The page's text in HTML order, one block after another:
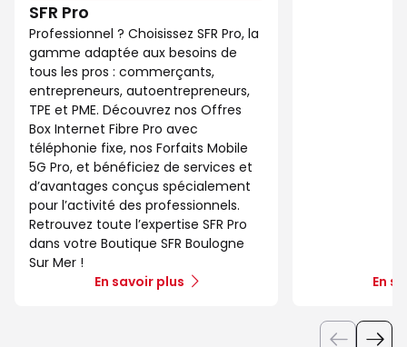
SFR Pro
Professionnel ? Choisissez SFR Pro, la
gamme adaptée aux besoins de
tous les pros : commerçants,
entrepreneurs, autoentrepreneurs,
TPE et PME. Découvrez nos Offres
Box Internet Fibre Pro avec
téléphonie fixe, nos Forfaits Mobile
5G Pro, et bénéficiez de services et
d’avantages conçus spécialement
pour l’activité des professionnels.
Retrouvez toute l’expertise SFR Pro
dans votre Boutique SFR Boulogne
Sur Mer !
En savoir plus
En